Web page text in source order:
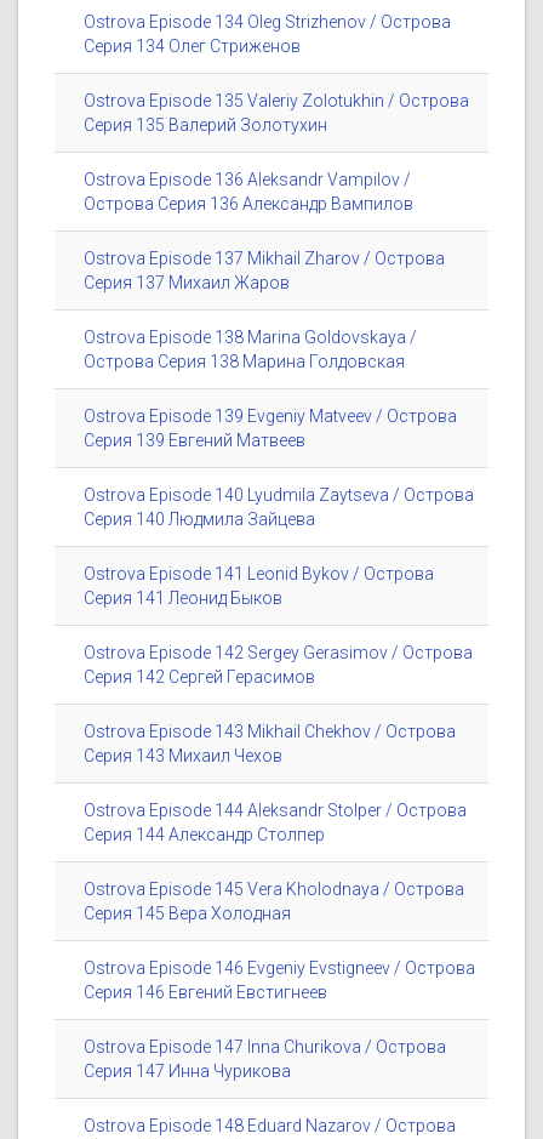
Ostrova Episode 134 Oleg Strizhenov / Острова
Серия 134 Олег Стриженов
Ostrova Episode 135 Valeriy Zolotukhin / Острова
Серия 135 Валерий Золотухин
Ostrova Episode 136 Aleksandr Vampilov /
Острова Серия 136 Александр Вампилов
Ostrova Episode 137 Mikhail Zharov / Острова
Серия 137 Михаил Жаров
Ostrova Episode 138 Marina Goldovskaya /
Острова Серия 138 Марина Голдовская
Ostrova Episode 139 Evgeniy Matveev / Острова
Серия 139 Евгений Матвеев
Ostrova Episode 140 Lyudmila Zaytseva / Острова
Серия 140 Людмила Зайцева
Ostrova Episode 141 Leonid Bykov / Острова
Серия 141 Леонид Быков
Ostrova Episode 142 Sergey Gerasimov / Острова
Серия 142 Сергей Герасимов
Ostrova Episode 143 Mikhail Chekhov / Острова
Серия 143 Михаил Чехов
Ostrova Episode 144 Aleksandr Stolper / Острова
Серия 144 Александр Столпер
Ostrova Episode 145 Vera Kholodnaya / Острова
Серия 145 Вера Холодная
Ostrova Episode 146 Evgeniy Evstigneev / Острова
Серия 146 Евгений Евстигнеев
Ostrova Episode 147 Inna Churikova / Острова
Серия 147 Инна Чурикова
Ostrova Episode 148 Eduard Nazarov / Острова